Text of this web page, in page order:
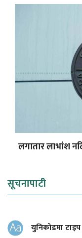
लगातार लाभांश
सूचनापाटी
युनिकोडमा टाइप